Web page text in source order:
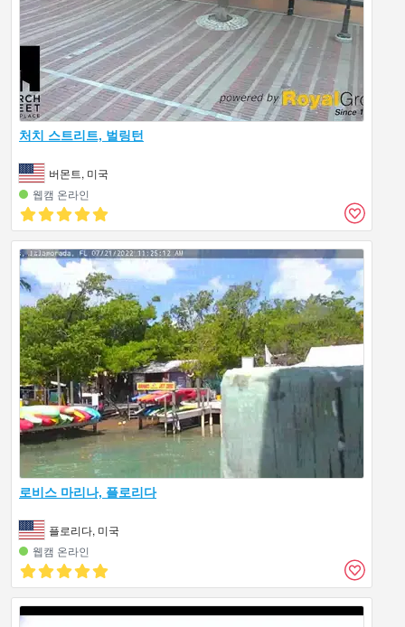
처치 스트리트, 벌링턴
버몬트, 미국
웹캠 온라인
로비스 마리나, 플로리다
플로리다, 미국
웹캠 온라인